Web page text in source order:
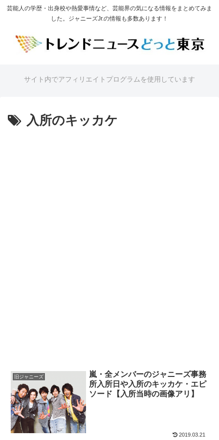
芸能人の学歴・出身校や熱愛事情など、芸能界の気になる情報をまとめてみま
した。ジャニーズJr.の情報も多数あります！
サイト内でアフィリエイトプログラムを使用しています
入所のキッカケ
旧ジャニーズ
嵐・全メンバーのジャニーズ事務
所入所日や入所のキッカケ・エピ
ソード【入所当時の画像アリ】
2019.03.21